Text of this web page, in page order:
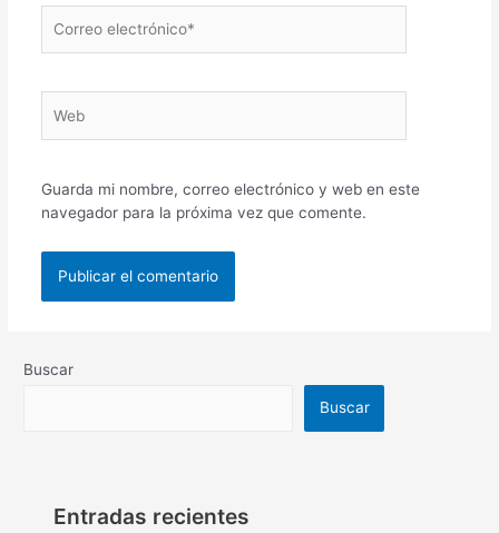
electrónico*
Guarda mi nombre, correo electrónico y web en este
navegador para la próxima vez que comente.
Buscar
Buscar
Entradas recientes